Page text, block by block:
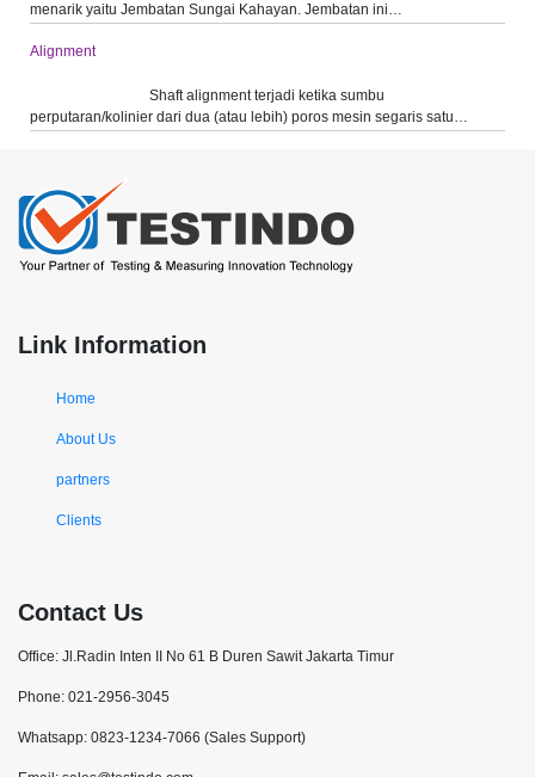
menarik yaitu Jembatan Sungai Kahayan. Jembatan ini…
Alignment
Shaft alignment terjadi ketika sumbu
perputaran/kolinier dari dua (atau lebih) poros mesin segaris satu…
Link Information
Home
About Us
partners
Clients
Contact Us
Office: Jl.Radin Inten II No 61 B Duren Sawit Jakarta Timur
Phone: 021-2956-3045
Whatsapp: 0823-1234-7066 (Sales Support)